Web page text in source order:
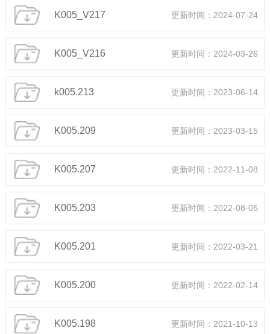
更新时间：2024-07-24
K005_V217
更新时间：2024-03-26
K005_V216
更新时间：2023-06-14
k005.213
更新时间：2023-03-15
K005.209
更新时间：2022-11-08
K005.207
更新时间：2022-08-05
K005.203
更新时间：2022-03-21
K005.201
更新时间：2022-02-14
K005.200
更新时间：2021-10-13
K005.198